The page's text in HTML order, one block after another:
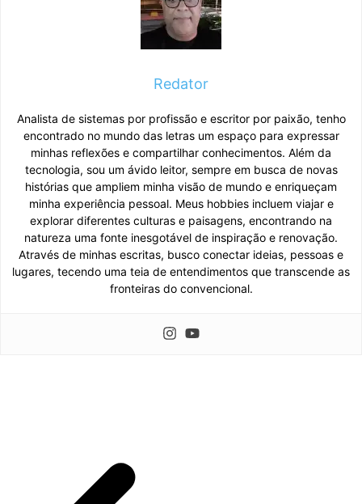
Redator
Analista de sistemas por profissão e escritor por paixão, tenho
encontrado no mundo das letras um espaço para expressar
minhas reflexões e compartilhar conhecimentos. Além da
tecnologia, sou um ávido leitor, sempre em busca de novas
histórias que ampliem minha visão de mundo e enriqueçam
minha experiência pessoal. Meus hobbies incluem viajar e
explorar diferentes culturas e paisagens, encontrando na
natureza uma fonte inesgotável de inspiração e renovação.
Através de minhas escritas, busco conectar ideias, pessoas e
lugares, tecendo uma teia de entendimentos que transcende as
fronteiras do convencional.